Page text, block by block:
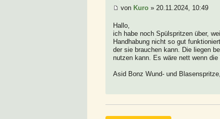
von Kuro » 20.11.2024, 10:49
Hallo,
ich habe noch Spülspritzen über,
Handhabung nicht so gut
der sie brauchen kann. Die liegen
nutzen kann. Es wäre nett wenn
Asid Bonz Wund- und